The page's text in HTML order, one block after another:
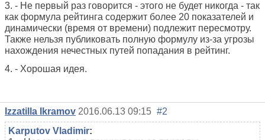
3. - Не первый раз говорится - этого не будет никогда - так
как формула рейтинга содержит более 20 показателей и
динамически (время от времени) подлежит пересмотру.
Также нельзя публиковать полную формулу из-за угрозы
нахождения нечестных путей попадания в рейтинг.
4. - Хорошая идея.
Izzatilla Ikramov 2016.06.13 09:15 #2
Karputov Vladimir: